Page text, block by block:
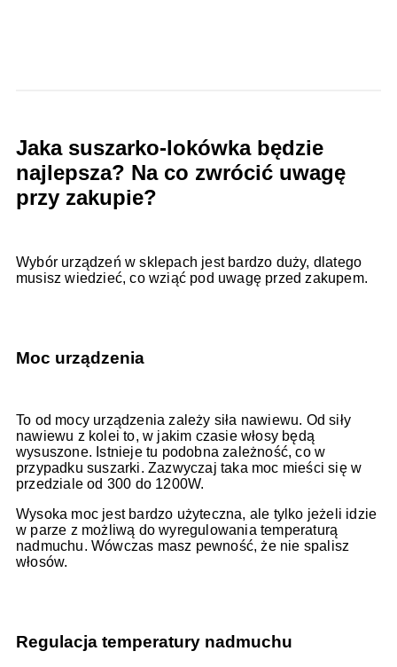
Jaka suszarko-lokówka będzie
najlepsza? Na co zwrócić uwagę
przy zakupie?
Wybór urządzeń w sklepach jest bardzo duży, dlatego
musisz wiedzieć, co wziąć pod uwagę przed zakupem.
Moc urządzenia
To od mocy urządzenia zależy siła nawiewu. Od siły
nawiewu z kolei to, w jakim czasie włosy będą
wysuszone. Istnieje tu podobna zależność, co w
przypadku suszarki. Zazwyczaj taka moc mieści się w
przedziale od 300 do 1200W.
Wysoka moc jest bardzo użyteczna, ale tylko jeżeli idzie
w parze z możliwą do wyregulowania temperaturą
nadmuchu. Wówczas masz pewność, że nie spalisz
włosów.
Regulacja temperatury nadmuchu